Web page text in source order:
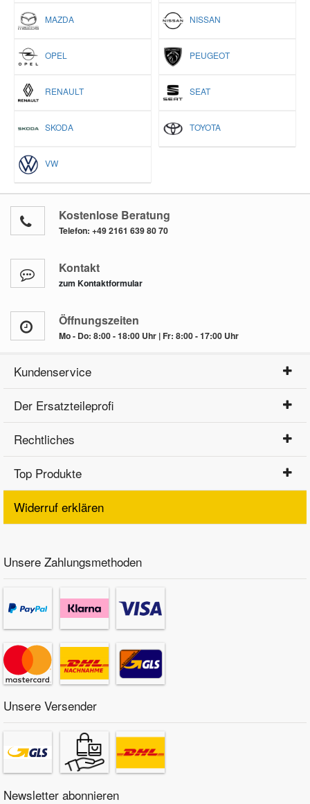
MAZDA NISSAN
OPEL PEUGEOT
RENAULT SEAT
SKODA TOYOTA
VW
Kostenlose Beratung
Telefon: +49 2161 639 80 70
Kontakt
zum Kontaktformular
Öffnungszeiten
Mo - Do: 8:00 - 18:00 Uhr | Fr: 8:00 - 17:00 Uhr
Kundenservice
Der Ersatzteileprofi
Rechtliches
Top Produkte
Widerruf erklären
Unsere Zahlungsmethoden
Unsere Versender
Newsletter abonnieren